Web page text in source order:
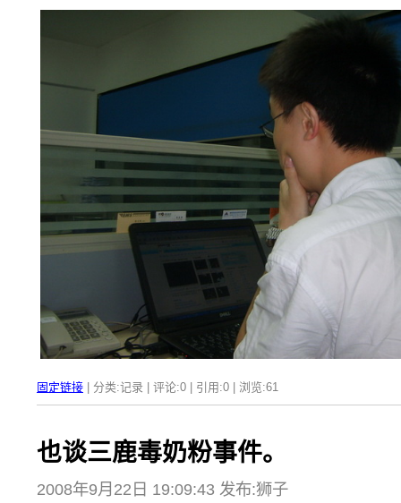
固定链接 | 分类:记录 | 评论:0 | 引用:0 | 浏览:61
也谈三鹿毒奶粉事件。
2008年9月22日 19:09:43 发布:狮子